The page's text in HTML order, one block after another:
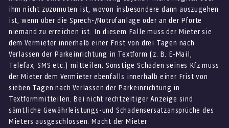
ihm nicht zuzumuten ist, wovon insbesondere dann auszugehen
ist, wenn über die Sprech-/Notrufanlage oder an der Pforte
niemand zu erreichen ist. In diesem Falle muss der Mieter sie
dem Vermieter innerhalb einer Frist von drei Tagen nach
Verlassen der Parkeinrichtung in Textform (z. B. E-Mail,
Telefax, SMS etc.) mitteilen. Sonstige Schäden seines Kfz muss
der Mieter dem Vermieter ebenfalls innerhalb einer Frist von
sieben Tagen nach Verlassen der Parkeinrichtung in
Textformmitteilen. Bei nicht rechtzeitiger Anzeige sind
sämtliche Gewährleistungs-und Schadensersatzansprüche des
Mieters ausgeschlossen. Macht der Mieter